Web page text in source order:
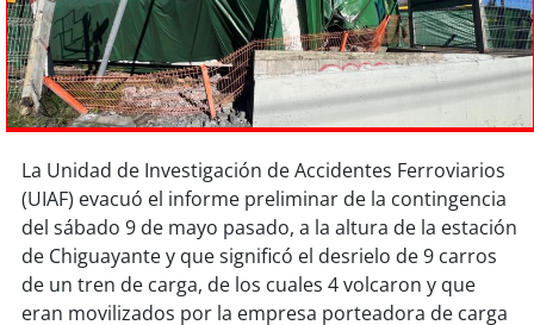
soyarica
soyiquique
soycalama
soyantofagasta
soycopiapó
soyvalparaíso
La Unidad de Investigación de Accidentes Ferroviarios
(UIAF) evacuó el informe preliminar de la contingencia
del sábado 9 de mayo pasado, a la altura de la estación
de Chiguayante y que significó el desrielo de 9 carros
de un tren de carga, de los cuales 4 volcaron y que
eran movilizados por la empresa porteadora de carga